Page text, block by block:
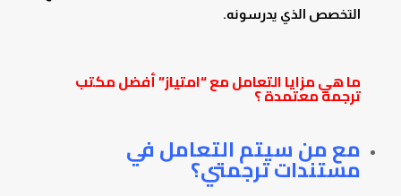
التخصص الذي يدرسونه.
ما هي مزايا التعامل مع “امتياز” أفضل مكتب
ترجمة معتمدة ؟
مع من سيتم التعامل في
مستندات ترجمتي؟